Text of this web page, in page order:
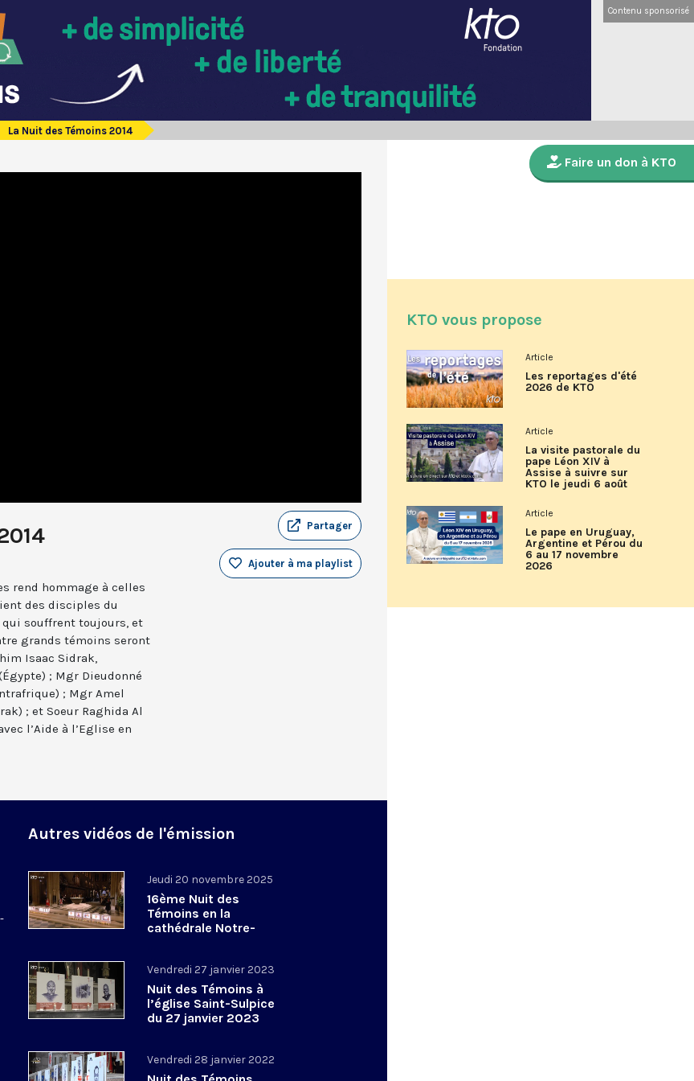
Contenu sponsorisé
La Nuit des Témoins 2014
Partager
Ajouter à ma playlist
rend hommage à celles
des disciples du
souffrent toujours, et
grands témoins seront
Isaac Sidrak,
; Mgr Dieudonné
; Mgr Amel
; et Soeur Raghida Al
l’Aide à l’Eglise en
Autres vidéos de l'émission
Jeudi 20 novembre 2025
16ème Nuit des
Témoins en la
cathédrale Notre-
Vendredi 27 janvier 2023
Nuit des Témoins à
l’église Saint-Sulpice
du 27 janvier 2023
Vendredi 28 janvier 2022
Faire un don à KTO
KTO vous propose
Article
Les reportages d'été
2026 de KTO
Article
La visite pastorale du
pape Léon XIV à
Assise à suivre sur
KTO le jeudi 6 août
Article
Le pape en Uruguay,
Argentine et Pérou du
6 au 17 novembre
2026